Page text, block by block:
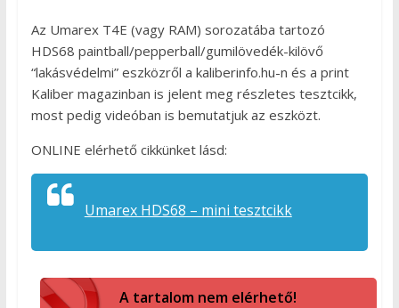
Az Umarex T4E (vagy RAM) sorozatába tartozó
HDS68 paintball/pepperball/gumilövedék-kilövő
“lakásvédelmi” eszközről a kaliberinfo.hu-n és a print
Kaliber magazinban is jelent meg részletes tesztcikk,
most pedig videóban is bemutatjuk az eszközt.
ONLINE elérhető cikkünket lásd:
Umarex HDS68 – mini tesztcikk
A tartalom nem elérhető!